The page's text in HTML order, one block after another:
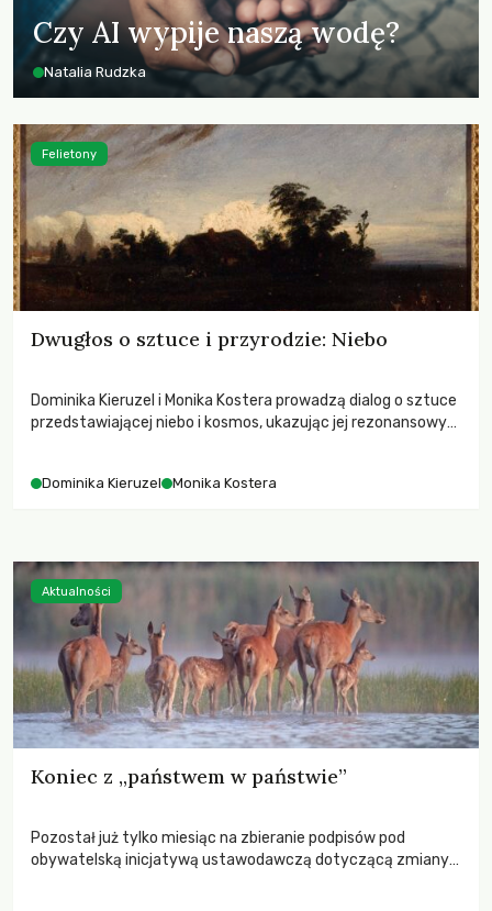
Czy AI wypije naszą wodę?
Natalia Rudzka
Dwugłos o sztuce i przyrodzie: Niebo
Dominika Kieruzel i Monika Kostera prowadzą dialog o sztuce
przedstawiającej niebo i kosmos, ukazując jej rezonansowy
Dominika Kieruzel Monika Kostera
Felietony
Koniec z „państwem w państwie”
Pozostał już tylko miesiąc na zbieranie podpisów pod
obywatelską inicjatywą ustawodawczą dotyczącą zmiany
Aktualności